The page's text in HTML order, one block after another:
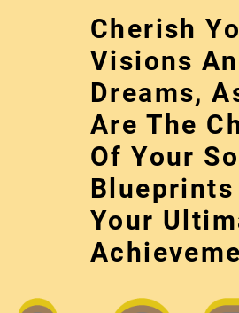
Cherish
Visions
Dreams,
Are The
Of Your
Blueprints
Your
開通版
Cherish your